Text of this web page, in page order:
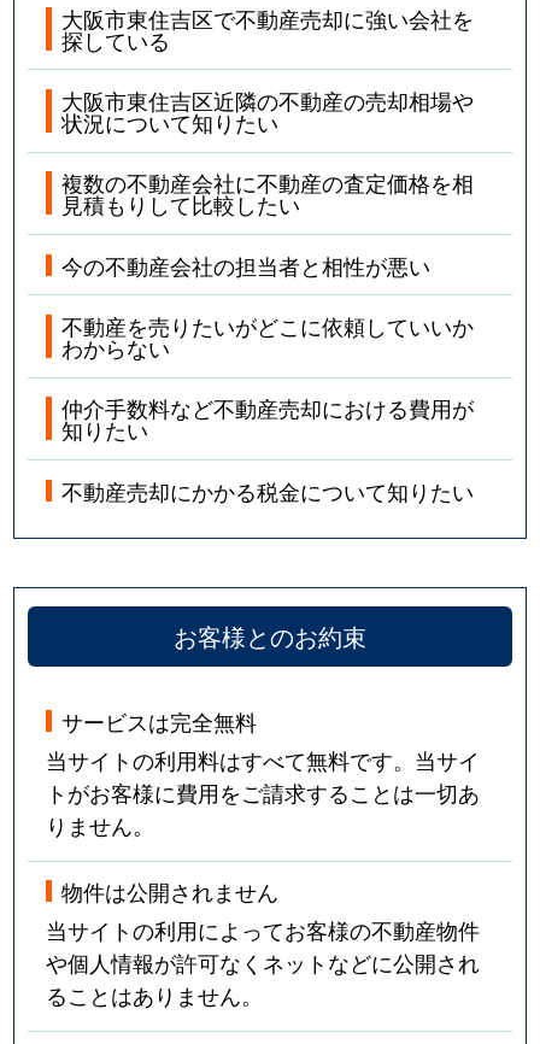
大阪市東住吉区で不動産売却に強い会社を
探している
大阪市東住吉区近隣の不動産の売却相場や
状況について知りたい
複数の不動産会社に不動産の査定価格を相
見積もりして比較したい
今の不動産会社の担当者と相性が悪い
不動産を売りたいがどこに依頼していいか
わからない
仲介手数料など不動産売却における費用が
知りたい
不動産売却にかかる税金について知りたい
お客様とのお約束
サービスは完全無料
当サイトの利用料はすべて無料です。当サイ
トがお客様に費用をご請求することは一切あ
りません。
物件は公開されません
当サイトの利用によってお客様の不動産物件
や個人情報が許可なくネットなどに公開され
ることはありません。